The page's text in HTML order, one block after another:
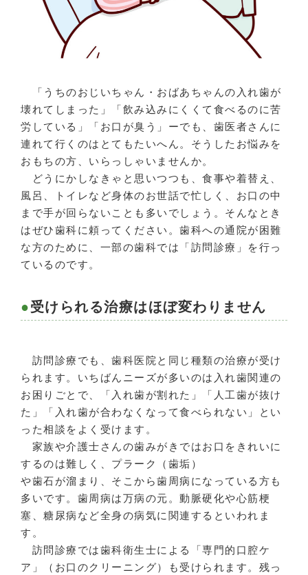
「うちのおじいちゃん・おばあちゃんの入れ歯が
壊れてしまった」「飲み込みにくくて食べるのに苦
労している」「お口が臭う」ーでも、歯医者さんに
連れて行くのはとてもたいへん。そうしたお悩みを
おもちの方、いらっしゃいませんか。
どうにかしなきゃと思いつつも、食事や着替え、
風呂、トイレなど身体のお世話で忙しく、お口の中
まで手が回らないことも多いでしょう。そんなとき
はぜひ歯科に頼ってください。歯科への通院が困難
な方のために、一部の歯科では「訪問診療」を行っ
ているのです。
受けられる治療はほぼ変わりません
訪問診療でも、歯科医院と同じ種類の治療が受け
られます。いちばんニーズが多いのは入れ歯関連の
お困りごとで、「入れ歯が割れた」「人工歯が抜け
た」「入れ歯が合わなくなって食べられない」とい
った相談をよく受けます。
家族や介護士さんの歯みがきではお口をきれいに
するのは難しく、プラーク（歯垢）
や歯石が溜まり、そこから歯周病になっている方も
多いです。歯周病は万病の元。動脈硬化や心筋梗
塞、糖尿病など全身の病気に関連するといわれま
す。
訪問診療では歯科衛生士による「専門的口腔ケ
ア」（お口のクリーニング）も受けられます。残っ